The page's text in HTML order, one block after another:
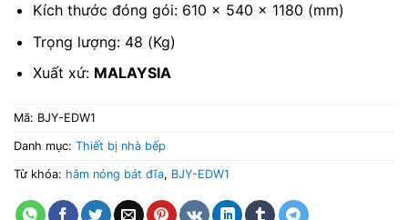
Kích thước đóng gói: 610 x 540 x 1180 (mm)
Trọng lượng: 48 (Kg)
Xuất xứ: MALAYSIA
Mã: BJY-EDW1
Danh mục: Thiết bị nhà bếp
Từ khóa: hâm nóng bát đĩa, BJY-EDW1